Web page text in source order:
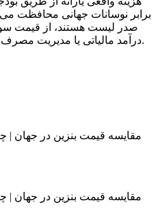
برابر نوسانات جهانی محافظت
صدر لیست هستند، از قیمت
درآمد مالیاتی یا مدیریت مصرف (کاهش آلودگی) استفاده می‌کنند.
مقایسه قیمت بنزین در جهان |
مقایسه قیمت بنزین در جهان |